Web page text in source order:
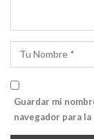
Guardar mi
navegador para